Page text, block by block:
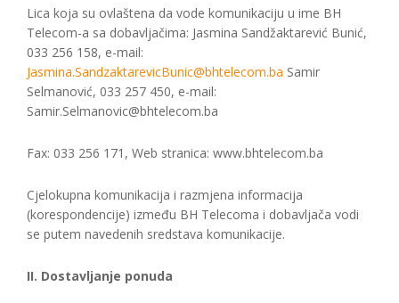
Lica koja su ovlaštena da vode komunikaciju u ime BH
Telecom-a sa dobavljačima: Jasmina Sandžaktarević Bunić,
033 256 158, e-mail:
Jasmina.SandzaktarevicBunic@bhtelecom.ba Samir
Selmanović, 033 257 450, e-mail:
Samir.Selmanovic@bhtelecom.ba
Fax: 033 256 171, Web stranica: www.bhtelecom.ba
Cjelokupna komunikacija i razmjena informacija
(korespondencije) između BH Telecoma i dobavljača vodi
se putem navedenih sredstava komunikacije.
II. Dostavljanje ponuda